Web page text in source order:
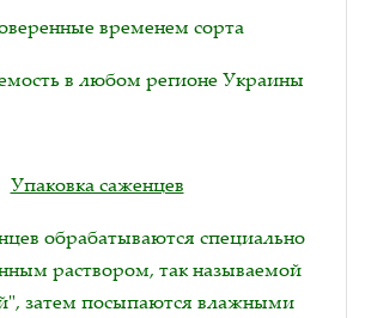
временем сорта
в любом регионе Украины
Упаковка саженцев
обрабатываются специально
раствором, так называемой
затем посыпаются влажными